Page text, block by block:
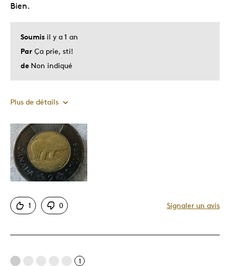
Soumis il y a 1 an
Par Ça prie, sti!
de Non indiqué
Bien.
Plus de détails
Le pour
Unique en son genre
Le contre
Difficile à personnaliser
1 0 Signaler un avis
1